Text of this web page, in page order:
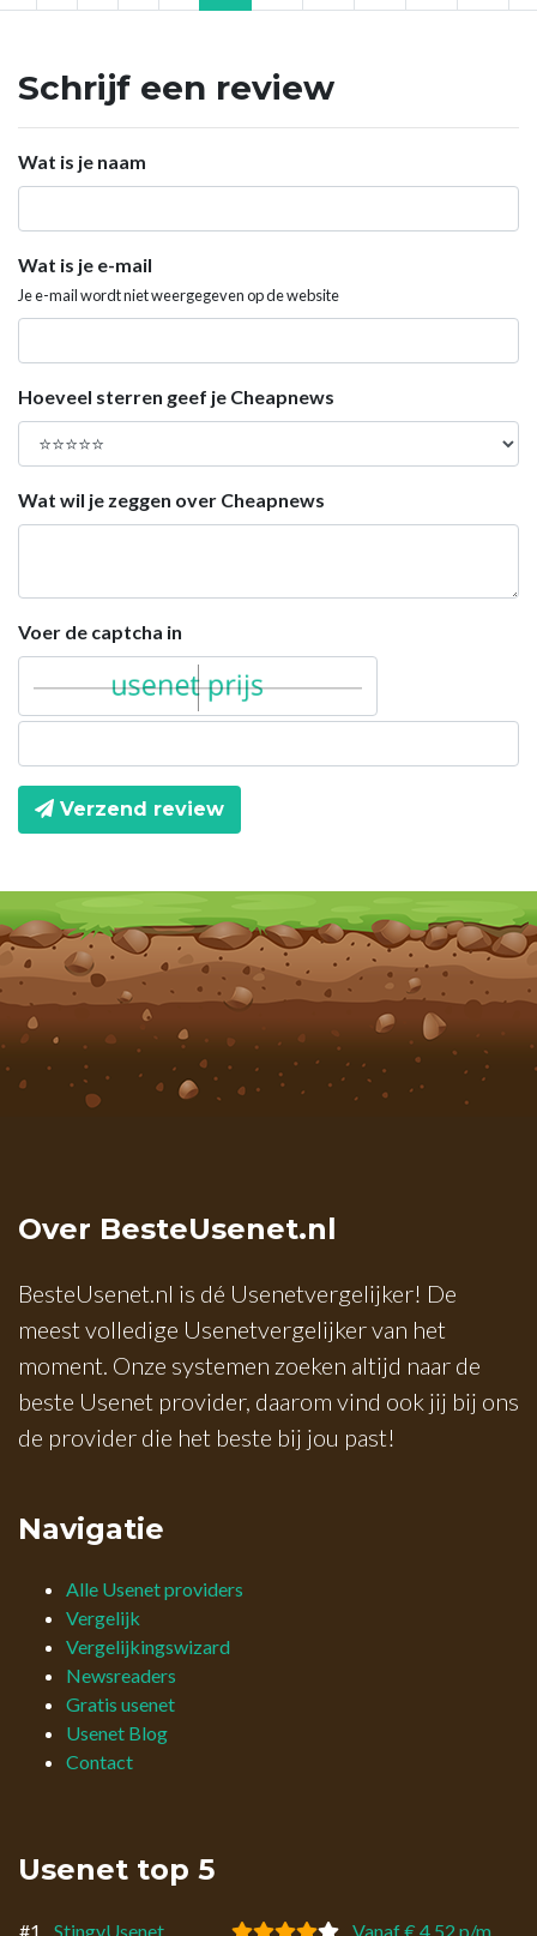
Schrijf een review
Wat is je naam
Wat is je e-mail
Je e-mail wordt niet weergegeven op de website
Hoeveel sterren geef je Cheapnews
Wat wil je zeggen over Cheapnews
Voer de captcha in
Verzend review
Over BesteUsenet.nl
BesteUsenet.nl is dé Usenetvergelijker! De
meest volledige Usenetvergelijker van het
moment. Onze systemen zoeken altijd naar de
beste Usenet provider, daarom vind ook jij bij ons
de provider die het beste bij jou past!
Navigatie
Alle Usenet providers
Vergelijk
Vergelijkingswizard
Newsreaders
Gratis usenet
Usenet Blog
Contact
Usenet top 5
#1 StingyUsenet Vanaf € 4,52 p/m